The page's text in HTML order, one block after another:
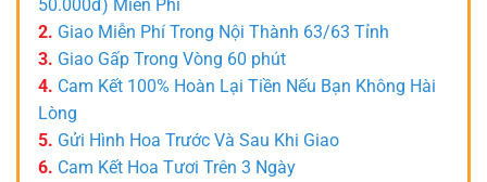
50.000đ) Miễn Phí
2. Giao Miễn Phí Trong Nội Thành 63/63 Tỉnh
3. Giao Gấp Trong Vòng 60 phút
4. Cam Kết 100% Hoàn Lại Tiền Nếu Bạn Không Hài
Lòng
5. Gửi Hình Hoa Trước Và Sau Khi Giao
6. Cam Kết Hoa Tươi Trên 3 Ngày